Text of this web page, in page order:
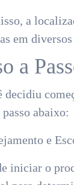
a
em
a
decidiu
passo abaixo:
e
iniciar o